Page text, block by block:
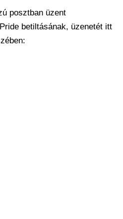
posztban üzent
betiltásának, üzenetét itt